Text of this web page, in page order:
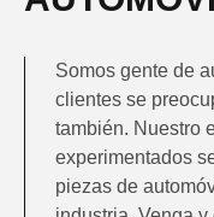
Somos gente de
clientes se
también. Nuestro
experimentados
piezas de